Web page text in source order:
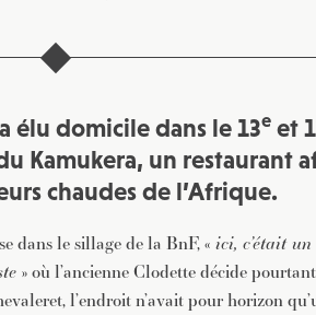
élu domicile dans le 13e et
Kamukera, un restaurant
chaudes de l’Afrique.
dans le sillage de la BnF, « ici, c’était
» où l’ancienne Clodette décide
l’endroit n’avait pour horizon
NEWSLETTER
les deux semaines notre lettre d’info avec
…